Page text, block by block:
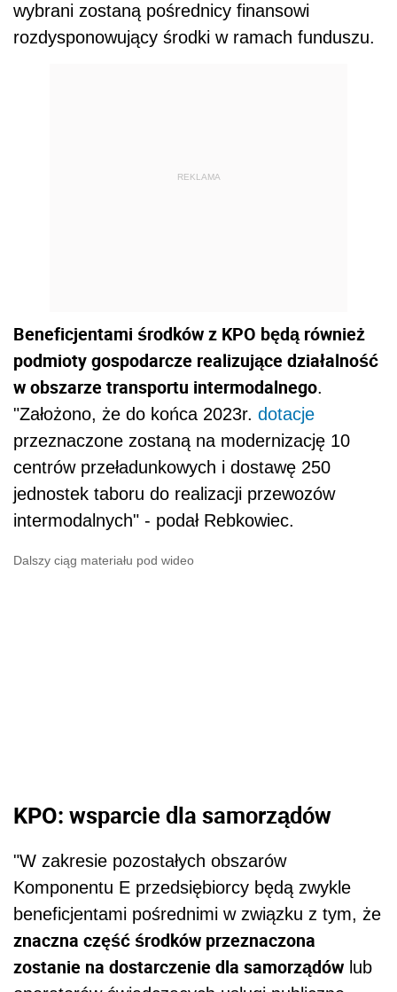
wybrani zostaną pośrednicy finansowi
rozdysponowujący środki w ramach funduszu.
REKLAMA
Beneficjentami środków z KPO będą również
podmioty gospodarcze realizujące działalność
w obszarze transportu intermodalnego.
"Założono, że do końca 2023r. dotacje
przeznaczone zostaną na modernizację 10
centrów przeładunkowych i dostawę 250
jednostek taboru do realizacji przewozów
intermodalnych" - podał Rebkowiec.
Dalszy ciąg materiału pod wideo
KPO: wsparcie dla samorządów
"W zakresie pozostałych obszarów
Komponentu E przedsiębiorcy będą zwykle
beneficjentami pośrednimi w związku z tym, że
znaczna część środków przeznaczona
zostanie na dostarczenie dla samorządów lub